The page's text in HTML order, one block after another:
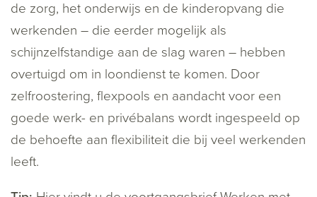
de zorg, het onderwijs en de kinderopvang die
werkenden – die eerder mogelijk als
schijnzelfstandige aan de slag waren – hebben
overtuigd om in loondienst te komen. Door
zelfroostering, flexpools en aandacht voor een
goede werk- en privébalans wordt ingespeeld op
de behoefte aan flexibiliteit die bij veel werkenden
leeft.